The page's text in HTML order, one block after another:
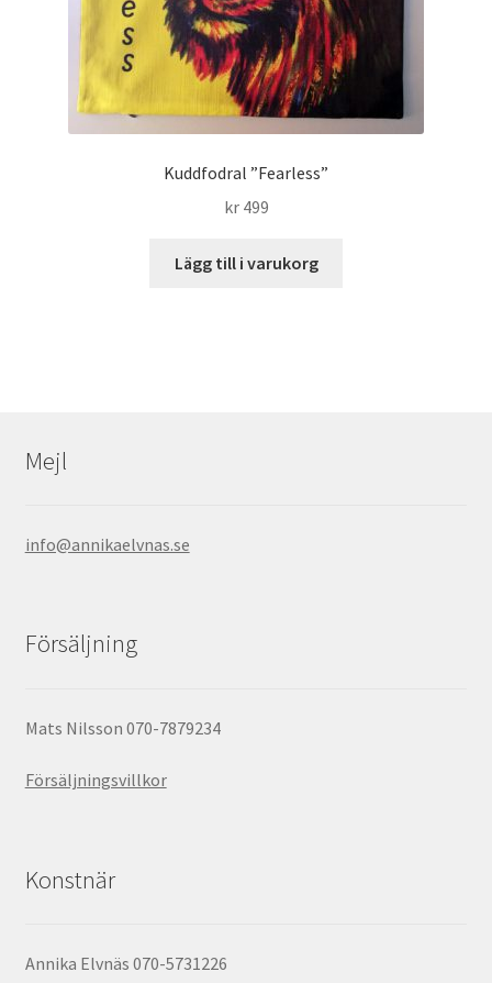
Kuddfodral ”Fearless”
kr499
Lägg till i varukorg
Mejl
info@annikaelvnas.se
Försäljning
Mats Nilsson 070-7879234
Försäljningsvillkor
Konstnär
Annika Elvnäs 070-5731226